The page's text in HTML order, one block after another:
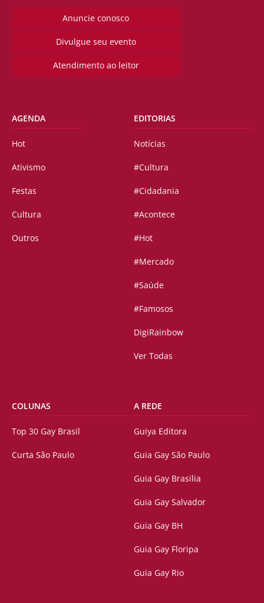
Anuncie conosco
Divulgue seu evento
Atendimento ao leitor
AGENDA
Hot
Ativismo
Festas
Cultura
Outros
EDITORIAS
Notícias
#Cultura
#Cidadania
#Acontece
#Hot
#Mercado
#Saúde
#Famosos
DigiRainbow
Ver Todas
COLUNAS
Top 30 Gay Brasil
Curta São Paulo
A REDE
Guiya Editora
Guia Gay São Paulo
Guia Gay Brasilia
Guia Gay Salvador
Guia Gay BH
Guia Gay Floripa
Guia Gay Rio